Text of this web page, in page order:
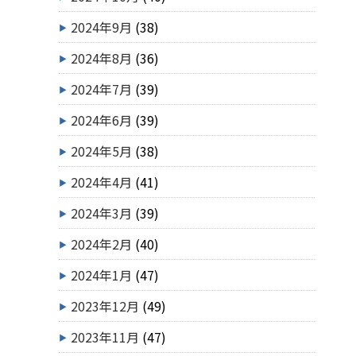
2024年9月 (38)
2024年8月 (36)
2024年7月 (39)
2024年6月 (39)
2024年5月 (38)
2024年4月 (41)
2024年3月 (39)
2024年2月 (40)
2024年1月 (47)
2023年12月 (49)
2023年11月 (47)